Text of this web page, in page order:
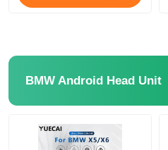
BMW Android Head Unit